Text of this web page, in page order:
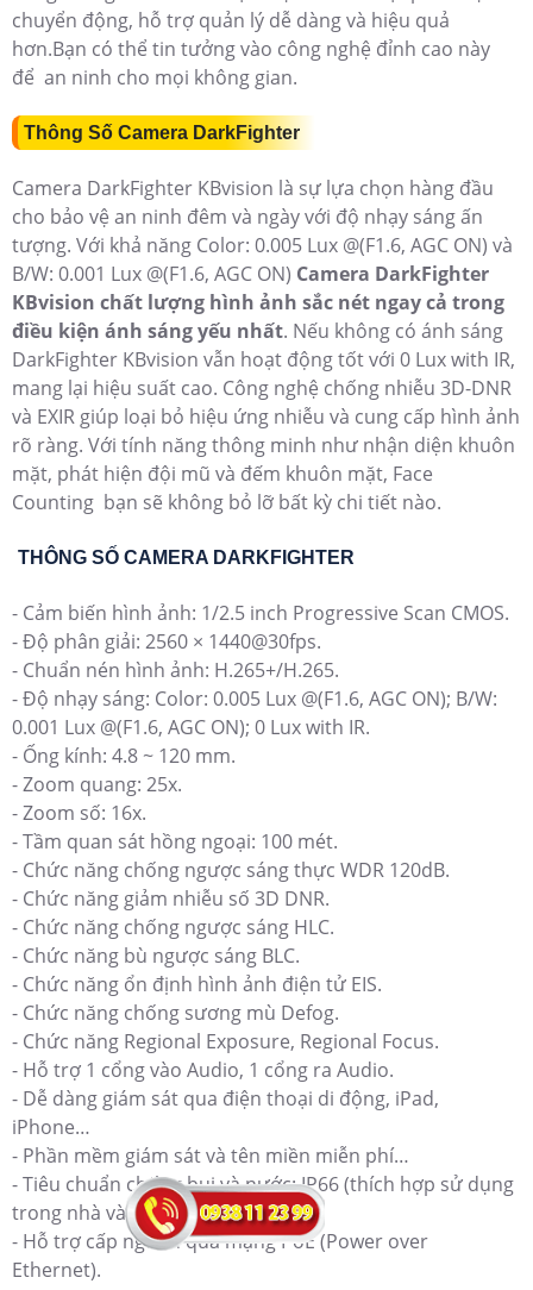
chuyển động, hỗ trợ quản lý dễ dàng và hiệu quả
hơn.Bạn có thể tin tưởng vào công nghệ đỉnh cao này
để an ninh cho mọi không gian.
Thông Số Camera DarkFighter
Camera DarkFighter KBvision là sự lựa chọn hàng đầu
cho bảo vệ an ninh đêm và ngày với độ nhạy sáng ấn
tượng. Với khả năng Color: 0.005 Lux @(F1.6, AGC ON) và
B/W: 0.001 Lux @(F1.6, AGC ON) Camera DarkFighter
KBvision chất lượng hình ảnh sắc nét ngay cả trong
điều kiện ánh sáng yếu nhất. Nếu không có ánh sáng
DarkFighter KBvision vẫn hoạt động tốt với 0 Lux with IR,
mang lại hiệu suất cao. Công nghệ chống nhiễu 3D-DNR
và EXIR giúp loại bỏ hiệu ứng nhiễu và cung cấp hình ảnh
rõ ràng. Với tính năng thông minh như nhận diện khuôn
mặt, phát hiện đội mũ và đếm khuôn mặt, Face
Counting bạn sẽ không bỏ lỡ bất kỳ chi tiết nào.
THÔNG SỐ CAMERA DARKFIGHTER
- Cảm biến hình ảnh: 1/2.5 inch Progressive Scan CMOS.
- Độ phân giải: 2560 × 1440@30fps.
- Chuẩn nén hình ảnh: H.265+/H.265.
- Độ nhạy sáng: Color: 0.005 Lux @(F1.6, AGC ON); B/W:
0.001 Lux @(F1.6, AGC ON); 0 Lux with IR.
- Ống kính: 4.8 ~ 120 mm.
- Zoom quang: 25x.
- Zoom số: 16x.
- Tầm quan sát hồng ngoại: 100 mét.
- Chức năng chống ngược sáng thực WDR 120dB.
- Chức năng giảm nhiễu số 3D DNR.
- Chức năng chống ngược sáng HLC.
- Chức năng bù ngược sáng BLC.
- Chức năng ổn định hình ảnh điện tử EIS.
- Chức năng chống sương mù Defog.
- Chức năng Regional Exposure, Regional Focus.
- Hỗ trợ 1 cổng vào Audio, 1 cổng ra Audio.
- Dễ dàng giám sát qua điện thoại di động, iPad,
iPhone…
- Phần mềm giám sát và tên miền miễn phí…
- Tiêu chuẩn chống bụi và nước: IP66 (thích hợp sử dụng
trong nhà và ngoài trời).
- Hỗ trợ cấp nguồn qua mạng PoE (Power over
Ethernet).